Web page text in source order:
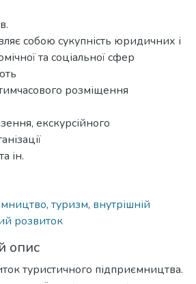
собою сукупність юридичних і
та соціальної сфер
розміщення
екскурсійного
ін.
, туризм, внутрішній
розвиток
опис
туристичного підприємництва.